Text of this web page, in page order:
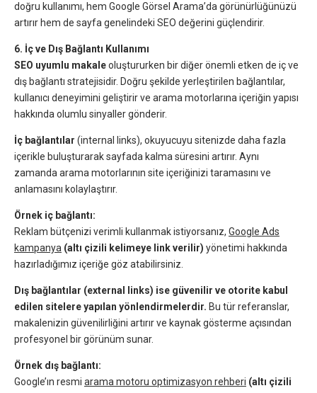
doğru kullanımı, hem Google Görsel Arama’da görünürlüğünüzü
artırır hem de sayfa genelindeki SEO değerini güçlendirir.
6. İç ve Dış Bağlantı Kullanımı
SEO uyumlu makaleoluştururken bir diğer önemli etken de iç ve
dış bağlantı stratejisidir. Doğru şekilde yerleştirilen bağlantılar,
kullanıcı deneyimini geliştirir ve arama motorlarına içeriğin yapısı
hakkında olumlu sinyaller gönderir.
İç bağlantılar (internal links), okuyucuyu sitenizde daha fazla
içerikle buluşturarak sayfada kalma süresini artırır. Aynı
zamanda arama motorlarının site içeriğinizi taramasını ve
anlamasını kolaylaştırır.
Örnek iç bağlantı:
Reklam bütçenizi verimli kullanmak istiyorsanız, Google Ads
kampanya (altı çizili kelimeye link verilir) yönetimi hakkında
hazırladığımız içeriğe göz atabilirsiniz.
Dış bağlantılar (external links) ise güvenilir ve otorite kabul
edilen sitelere yapılan yönlendirmelerdir. Bu tür referanslar,
makalenizin güvenilirliğini artırır ve kaynak gösterme açısından
profesyonel bir görünüm sunar.
Örnek dış bağlantı:
Google’ın resmi arama motoru optimizasyon rehberi (altı çizili